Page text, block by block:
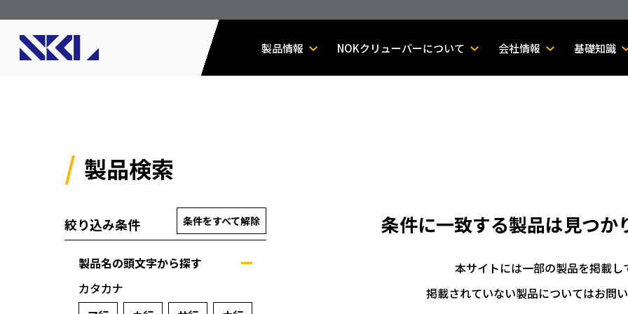
製品情報 NOKクリューバーについて 会社情報 基礎知識
製品検索
絞り込み条件 条件をすべて解除
製品名の頭文字から探す
カタカナ
条件に一致する製品は見つか
本サイトには一部の製品を掲載し
掲載されていない製品についてはお問